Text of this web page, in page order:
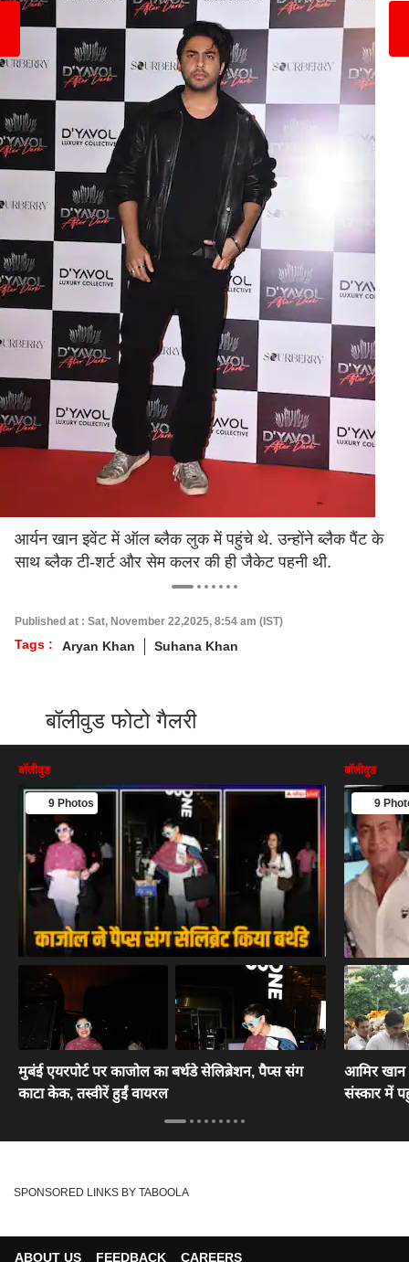
आर्यन खान इवेंट में ऑल ब्लैक लुक में पहुंचे थे. उन्होंने ब्लैक पैंट के
साथ ब्लैक टी-शर्ट और सेम कलर की ही जैकेट पहनी थी.
Published at : Sat, November 22,2025, 8:54 am (IST)
Tags : Aryan Khan Suhana Khan
बॉलीवुड फोटो गैलरी
बॉलीवुड
9 Photos
मुबंई एयरपोर्ट पर काजोल का बर्थडे सेलिब्रेशन, पैप्स संग
काटा केक, तस्वीरें हुईं वायरल
बॉलीवुड
9
आमिर खान
संस्कार में
SPONSORED LINKS BY TABOOLA
ABOUT US FEEDBACK CAREERS